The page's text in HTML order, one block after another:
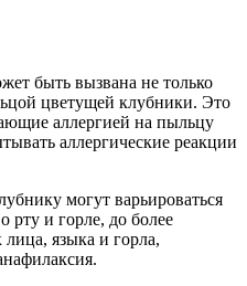
быть вызвана не только
цветущей клубники. Это
аллергией на пыльцу
аллергические реакции
могут варьироваться
рту и горле, до более
лица, языка и горла,